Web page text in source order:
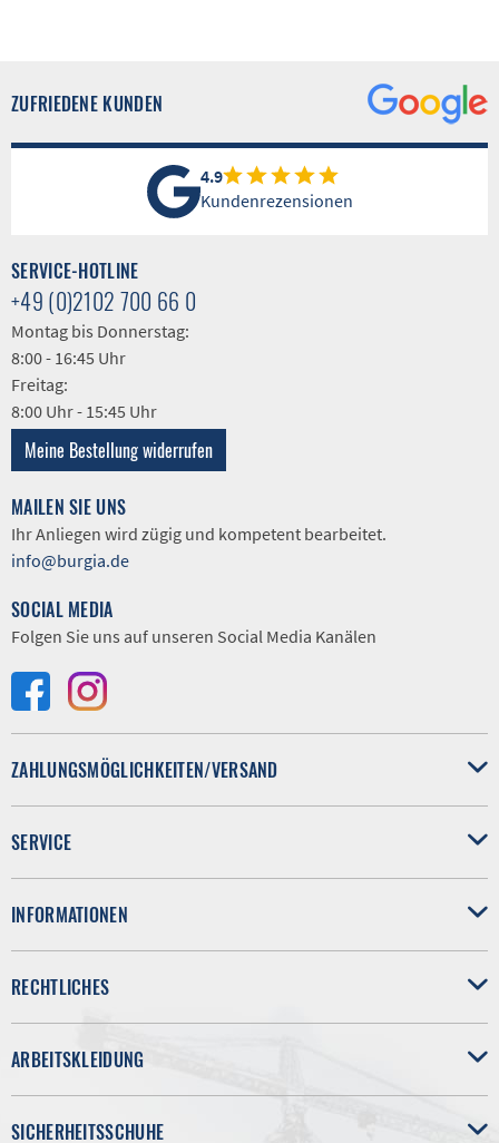
ZUFRIEDENE KUNDEN
4.9
Kundenrezensionen
SERVICE-HOTLINE
+49 (0)2102 700 66 0
Montag bis Donnerstag:
8:00 - 16:45 Uhr
Freitag:
8:00 Uhr - 15:45 Uhr
Meine Bestellung widerrufen
MAILEN SIE UNS
Ihr Anliegen wird zügig und kompetent bearbeitet.
info@burgia.de
SOCIAL MEDIA
Folgen Sie uns auf unseren Social Media Kanälen
ZAHLUNGSMÖGLICHKEITEN/VERSAND
SERVICE
INFORMATIONEN
RECHTLICHES
ARBEITSKLEIDUNG
SICHERHEITSSCHUHE